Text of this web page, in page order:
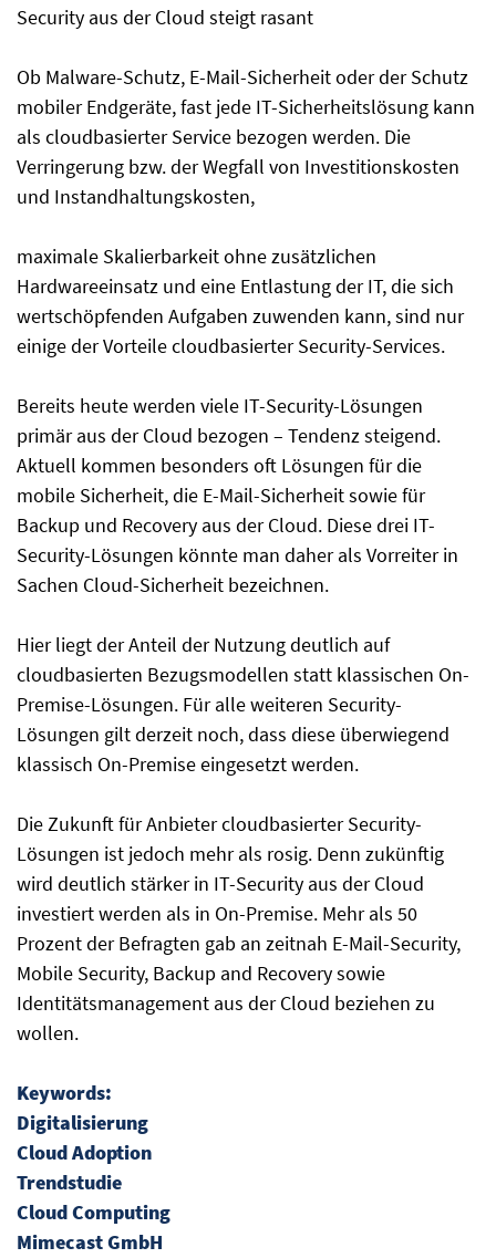
Security aus der Cloud steigt rasant
Ob Malware-Schutz, E-Mail-Sicherheit oder der Schutz
mobiler Endgeräte, fast jede IT-Sicherheitslösung kann
als cloudbasierter Service bezogen werden. Die
Verringerung bzw. der Wegfall von Investitionskosten
und Instandhaltungskosten,
maximale Skalierbarkeit ohne zusätzlichen
Hardwareeinsatz und eine Entlastung der IT, die sich
wertschöpfenden Aufgaben zuwenden kann, sind nur
einige der Vorteile cloudbasierter Security-Services.
Bereits heute werden viele IT-Security-Lösungen
primär aus der Cloud bezogen – Tendenz steigend.
Aktuell kommen besonders oft Lösungen für die
mobile Sicherheit, die E-Mail-Sicherheit sowie für
Backup und Recovery aus der Cloud. Diese drei IT-
Security-Lösungen könnte man daher als Vorreiter in
Sachen Cloud-Sicherheit bezeichnen.
Hier liegt der Anteil der Nutzung deutlich auf
cloudbasierten Bezugsmodellen statt klassischen On-
Premise-Lösungen. Für alle weiteren Security-
Lösungen gilt derzeit noch, dass diese überwiegend
klassisch On-Premise eingesetzt werden.
Die Zukunft für Anbieter cloudbasierter Security-
Lösungen ist jedoch mehr als rosig. Denn zukünftig
wird deutlich stärker in IT-Security aus der Cloud
investiert werden als in On-Premise. Mehr als 50
Prozent der Befragten gab an zeitnah E-Mail-Security,
Mobile Security, Backup and Recovery sowie
Identitätsmanagement aus der Cloud beziehen zu
wollen.
Keywords:
Digitalisierung
Cloud Adoption
Trendstudie
Cloud Computing
Mimecast GmbH